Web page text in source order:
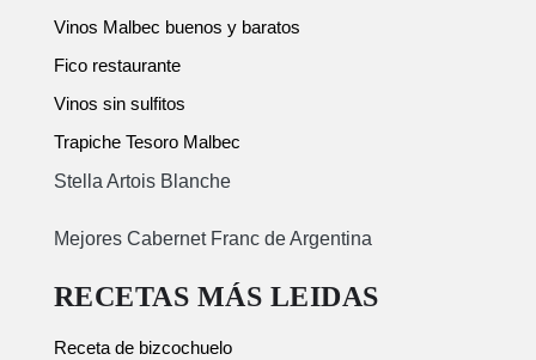
Vinos Malbec buenos y baratos
Fico restaurante
Vinos sin sulfitos
Trapiche Tesoro Malbec
Stella Artois Blanche
Mejores Cabernet Franc de Argentina
RECETAS MÁS LEIDAS
Receta de bizcochuelo